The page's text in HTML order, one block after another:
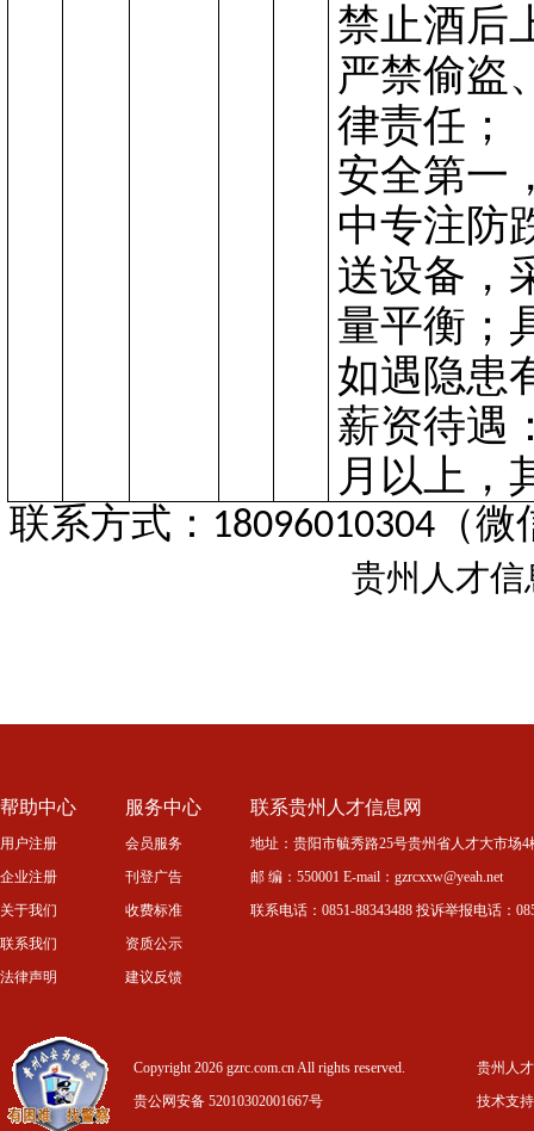
禁止酒后
严禁偷盗
律责任 ；
‌安全第一‌
中专注防
送设备，
量平衡 ；
如遇隐患
薪资待遇
月以上，
联系方式：18096010304（微
贵州人才
帮助中心
用户注册
企业注册
关于我们
联系我们
法律声明
服务中心
会员服务
刊登广告
收费标准
资质公示
建议反馈
联系贵州人才信息网
地址：贵阳市毓秀路25号贵州省人才大市场
邮 编：550001 E-mail：gzrcxxw@yeah.net
联系电话：0851-88343488 投诉举报电话：
Copyright 2026 gzrc.com.cn All rights reserved.
贵公网安备 52010302001667号
贵州人
技术支